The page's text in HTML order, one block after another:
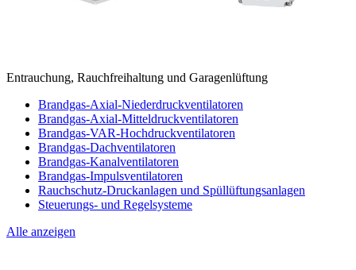
Entrauchung, Rauchfreihaltung und Garagenlüftung
Brandgas-Axial-Niederdruckventilatoren
Brandgas-Axial-Mitteldruckventilatoren
Brandgas-VAR-Hochdruckventilatoren
Brandgas-Dachventilatoren
Brandgas-Kanalventilatoren
Brandgas-Impulsventilatoren
Rauchschutz-Druckanlagen und Spüllüftungsanlagen
Steuerungs- und Regelsysteme
Alle anzeigen